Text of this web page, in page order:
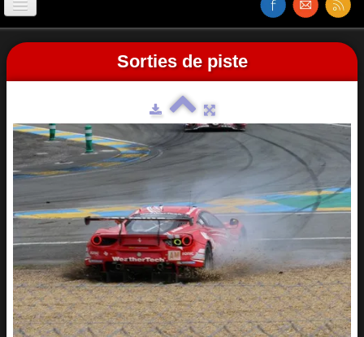
Accueil
Années 2000 à 2009
Le circuit en 1988
Affiches
Classements
Vidéos
Sorties de piste